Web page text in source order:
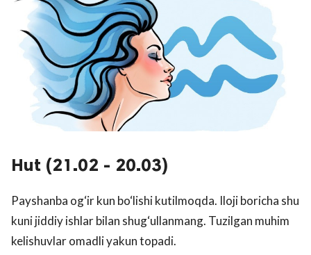
Hut (21.02 - 20.03)
Payshanba og‘ir kun bo‘lishi kutilmoqda. Iloji boricha shu
kuni jiddiy ishlar bilan shug‘ullanmang. Tuzilgan muhim
kelishuvlar omadli yakun topadi.